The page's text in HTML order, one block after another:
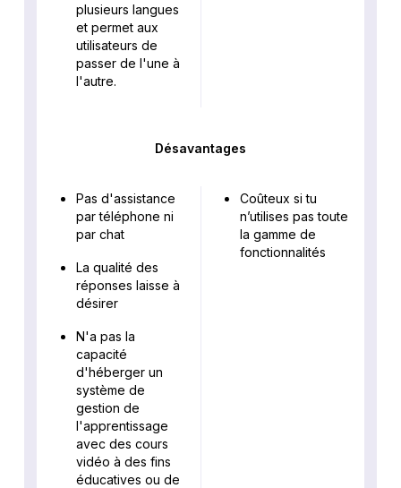
plusieurs langues
et permet aux
utilisateurs de
passer de l'une à
l'autre.
Désavantages
Pas d'assistance
par téléphone ni
par chat
La qualité des
réponses laisse à
désirer
N'a pas la
capacité
d'héberger un
système de
gestion de
l'apprentissage
avec des cours
vidéo à des fins
éducatives ou de
Coûteux si tu
n’utilises pas toute
la gamme de
fonctionnalités